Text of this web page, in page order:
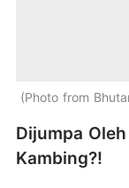
Photo from
Dijumpa
Kambing?!